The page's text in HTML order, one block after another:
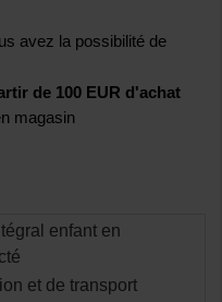
avez la possibilité de
de 100 EUR d'achat
magasin
enfant en
et de transport